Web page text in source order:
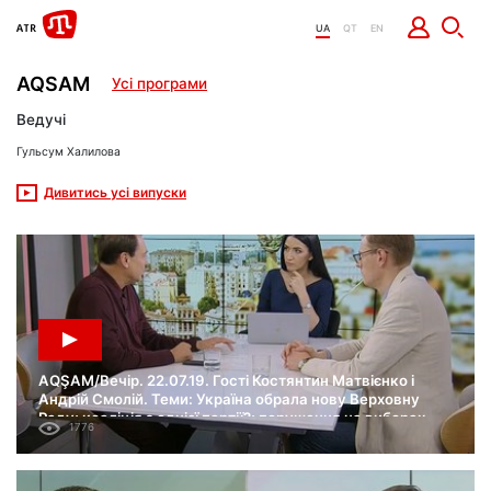
UA QT EN
AQSAM Усі програми
AQŞAM/Вечір. 22.07.19. Гості Костянтин Матвієнко і
Андрій Смолій. Теми: Україна обрала нову Верховну
Раду; коаліція з однієї партії?; порушення на виборах.
1776
Ведучі
Гульсум Халилова
Дивитись усі випуски